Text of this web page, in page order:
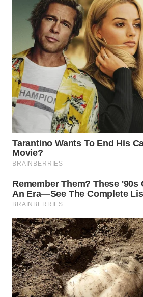
WN
SEMARANG
WN
SOLO
WN
BOROBUDUR
MADURA
WN
WN
WN
BINTAN
WN
MANDALIKA